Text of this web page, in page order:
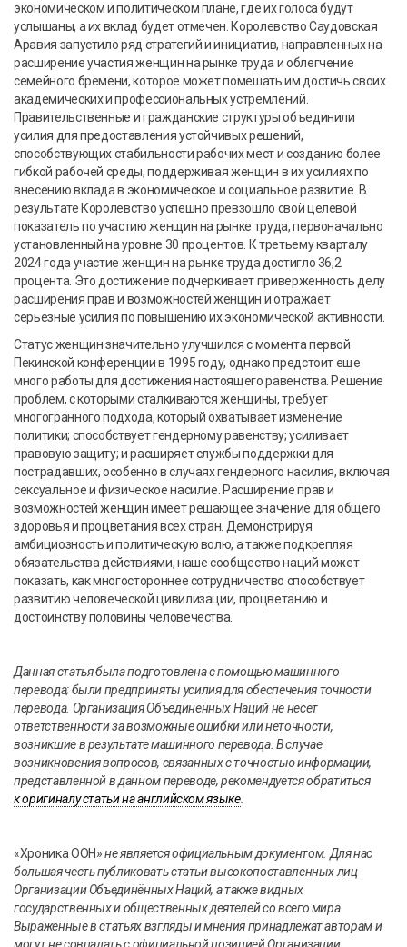
экономическом и политическом плане, где их голоса будут
услышаны, а их вклад будет отмечен. Королевство Саудовская
Аравия запустило ряд стратегий и инициатив, направленных на
расширение участия женщин на рынке труда и облегчение
семейного бремени, которое может помешать им достичь своих
академических и профессиональных устремлений.
Правительственные и гражданские структуры объединили
усилия для предоставления устойчивых решений,
способствующих стабильности рабочих мест и созданию более
гибкой рабочей среды, поддерживая женщин в их усилиях по
внесению вклада в экономическое и социальное развитие. В
результате Королевство успешно превзошло свой целевой
показатель по участию женщин на рынке труда, первоначально
установленный на уровне 30 процентов. К третьему кварталу
2024 года участие женщин на рынке труда достигло 36,2
процента. Это достижение подчеркивает приверженность делу
расширения прав и возможностей женщин и отражает
серьезные усилия по повышению их экономической активности.
Статус женщин значительно улучшился с момента первой
Пекинской конференции в 1995 году, однако предстоит еще
много работы для достижения настоящего равенства. Решение
проблем, с которыми сталкиваются женщины, требует
многогранного подхода, который охватывает изменение
политики; способствует гендерному равенству; усиливает
правовую защиту; и расширяет службы поддержки для
пострадавших, особенно в случаях гендерного насилия, включая
сексуальное и физическое насилие. Расширение прав и
возможностей женщин имеет решающее значение для общего
здоровья и процветания всех стран. Демонстрируя
амбициозность и политическую волю, а также подкрепляя
обязательства действиями, наше сообщество наций может
показать, как многостороннее сотрудничество способствует
развитию человеческой цивилизации, процветанию и
достоинству половины человечества.
Даннаястатьябылаподготовленаспомощьюмашинного
перевода;былипредприняты усилиядляобеспеченияточности
перевода. Организация ОбъединенныхНацийненесет
ответственностизавозможныеошибкиилинеточности,
возникшиеврезультатемашинного перевода.Вслучае
возникновениявопросов, связанныхсточностьюинформации,
представленнойвданномпереводе,рекомендуетсяобратиться
к оригиналу статьи на английском языке.
«Хроника ООН»не является официальным документом. Для нас
большая честь публиковать статьи высокопоставленных лиц
Организации Объединённых Наций, а также видных
государственных и общественных деятелей со всего мира.
Выраженные в статьях взгляды и мнения принадлежат авторам и